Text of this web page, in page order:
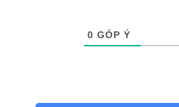
0 GÓP Ý